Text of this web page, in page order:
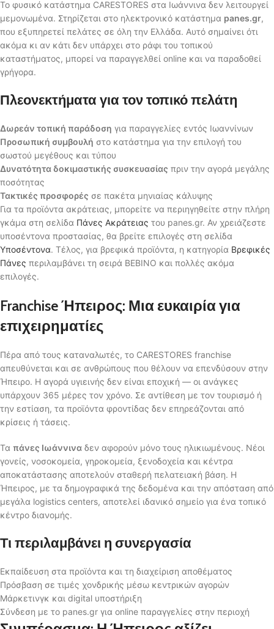
Το φυσικό κατάστημα CARESTORES στα Ιωάννινα δεν λειτουργεί
μεμονωμένα. Στηρίζεται στο ηλεκτρονικό κατάστημα panes.gr,
που εξυπηρετεί πελάτες σε όλη την Ελλάδα. Αυτό σημαίνει ότι
ακόμα κι αν κάτι δεν υπάρχει στο ράφι του τοπικού
καταστήματος, μπορεί να παραγγελθεί online και να παραδοθεί
γρήγορα.
Πλεονεκτήματα για τον τοπικό πελάτη
Δωρεάν τοπική παράδοση για παραγγελίες εντός Ιωαννίνων
Προσωπική συμβουλή στο κατάστημα για την επιλογή του
σωστού μεγέθους και τύπου
Δυνατότητα δοκιμαστικής συσκευασίας πριν την αγορά μεγάλης
ποσότητας
Τακτικές προσφορές σε πακέτα μηνιαίας κάλυψης
Για τα προϊόντα ακράτειας, μπορείτε να περιηγηθείτε στην πλήρη
γκάμα στη σελίδα Πάνες Ακράτειας του panes.gr. Αν χρειάζεστε
υποσέντονα προστασίας, θα βρείτε επιλογές στη σελίδα
Υποσέντονα. Τέλος, για βρεφικά προϊόντα, η κατηγορία Βρεφικές
Πάνες περιλαμβάνει τη σειρά BEBINO και πολλές ακόμα
επιλογές.
Franchise Ήπειρος: Μια ευκαιρία για
επιχειρηματίες
Πέρα από τους καταναλωτές, το CARESTORES franchise
απευθύνεται και σε ανθρώπους που θέλουν να επενδύσουν στην
Ήπειρο. Η αγορά υγιεινής δεν είναι εποχική — οι ανάγκες
υπάρχουν 365 μέρες τον χρόνο. Σε αντίθεση με τον τουρισμό ή
την εστίαση, τα προϊόντα φροντίδας δεν επηρεάζονται από
κρίσεις ή τάσεις.
Τα πάνες Ιωάννινα δεν αφορούν μόνο τους ηλικιωμένους. Νέοι
γονείς, νοσοκομεία, γηροκομεία, ξενοδοχεία και κέντρα
αποκατάστασης αποτελούν σταθερή πελατειακή βάση. Η
Ήπειρος, με τα δημογραφικά της δεδομένα και την απόσταση από
μεγάλα logistics centers, αποτελεί ιδανικό σημείο για ένα τοπικό
κέντρο διανομής.
Τι περιλαμβάνει η συνεργασία
Εκπαίδευση στα προϊόντα και τη διαχείριση αποθέματος
Πρόσβαση σε τιμές χονδρικής μέσω κεντρικών αγορών
Μάρκετινγκ και digital υποστήριξη
Σύνδεση με το panes.gr για online παραγγελίες στην περιοχή